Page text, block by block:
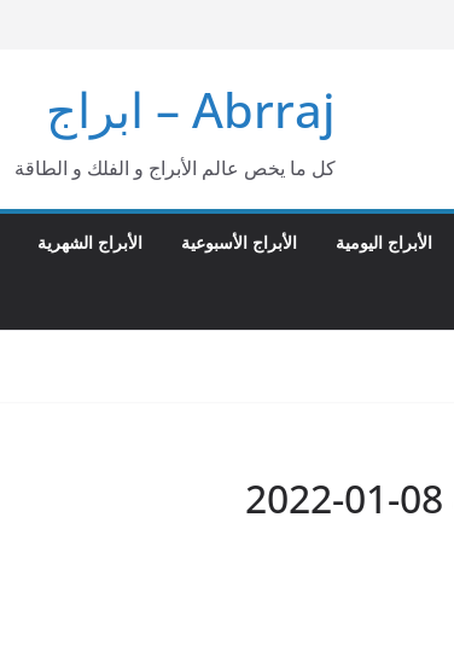
Abrraj – ابراج
كل ما يخص عالم الأبراج و الفلك و الطاقة
الأبراج اليومية الأبراج الأسبوعية الأبراج الشهرية